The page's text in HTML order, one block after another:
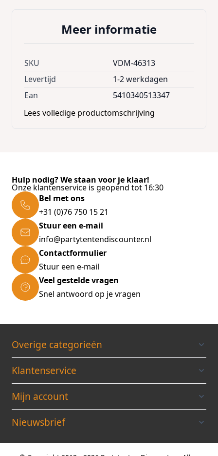
Meer informatie
SKU
VDM-46313
Levertijd
1-2 werkdagen
Ean
5410340513347
Lees volledige productomschrijving
Hulp nodig? We staan voor je klaar!
Onze klantenservice is geopend tot 16:30
Bel met ons
+31 (0)76 750 15 21
Stuur een e-mail
info@partytentendiscounter.nl
Contactformulier
Stuur een e-mail
Veel gestelde vragen
Snel antwoord op je vragen
Overige categorieén
Klantenservice
Mijn account
Nieuwsbrief